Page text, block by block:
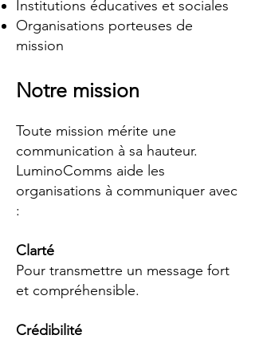
Institutions éducatives et sociales
Organisations porteuses de
mission
Notre mission
Toute mission mérite une
communication à sa hauteur.
LuminoComms aide les
organisations à communiquer avec
:
Clarté
Pour transmettre un message fort
et compréhensible.
Crédibilité